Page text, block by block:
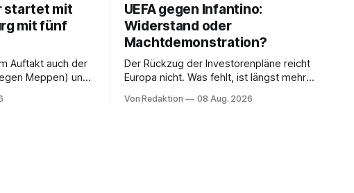
startet mit
mit fünf
Auftakt auch der
Meppen) und
UEFA gegen Infantino:
Widerstand oder
Machtdemonstration?
Der Rückzug der Investorenpläne reicht
Europa nicht. Was fehlt, ist längst mehr
einzelnen Mannes
Von Redaktion 08 Aug. 2026